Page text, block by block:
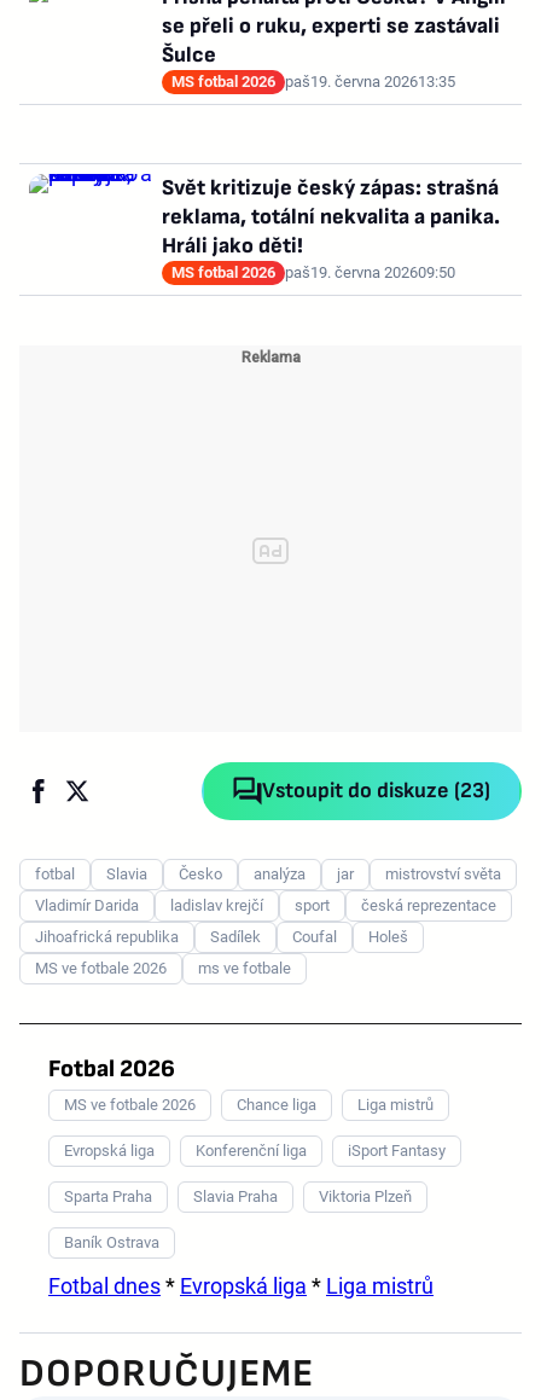
se přeli o ruku, experti se zastávali
Šulce
MS fotbal 2026 paš19. června 202613:35
Svět kritizuje český zápas: strašná
reklama, totální nekvalita a panika.
Hráli jako děti!
MS fotbal 2026 paš19. června 202609:50
Vstoupit do diskuze (23)
fotbal Slavia Česko analýza jar
mistrovství světa
Vladimír Darida
ladislav krejčí sport
česká reprezentace
Jihoafrická republika
Sadílek Coufal
Holeš
MS ve fotbale 2026
ms ve fotbale
Fotbal 2026
MS ve fotbale 2026 Chance liga Liga mistrů
Evropská liga Konferenční liga iSport Fantasy
Sparta Praha Slavia Praha Viktoria Plzeň
Baník Ostrava
Fotbal dnes* Evropská liga * Liga mistrů
DOPORUČUJEME